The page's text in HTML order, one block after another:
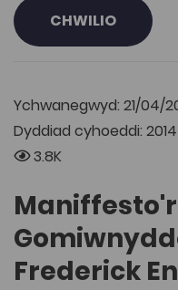
CHWILIO
Ychwanegwyd: 21/04/
Dyddiad cyhoeddi: 2014
3.8K
Frederick